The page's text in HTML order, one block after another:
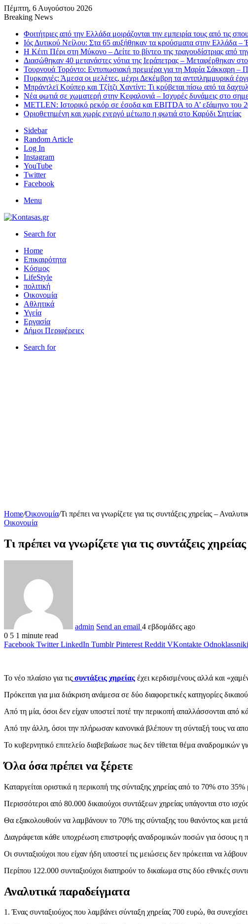
Πέμπτη, 6 Αυγούστου 2026
Breaking News
Φοιτήτριες από την Ελλάδα μοιράζονται την εμπειρία τους από τις
Ιός Δυτικού Νείλου: Στα 65 αυξήθηκαν τα κρούσματα στην Ελλάδα –
H Κέιτι Πέρι στη Μύκονο – Δείτε το βίντεο της τραγουδίστριας από
Διασώθηκαν 40 μετανάστες νότια της Ιεράπετρας – Μεταφέρθηκαν στο
Τουρνουά Τορόντο: Εντυπωσιακή πρεμιέρα για τη Μαρία Σάκκαρη –
Πυρκαγιές: Άμεσα οι μελέτες, μέχρι Δεκέμβρη τα αντιπλημμυρικά
Μπράντλεϊ Κούπερ και Τζίτζι Χαντίντ: Τι κρύβεται πίσω από τα
Νέα φωτιά σε χωματερή στην Κεφαλονιά – Ισχυρές δυνάμεις στο
METLEN: Ιστορικό ρεκόρ σε έσοδα και EBITDA το Α’ εξάμηνο του
Οριοθετημένη και χωρίς ενεργό μέτωπο η φωτιά στο Καρύδι Σητείας
Sidebar
Random Article
Log In
Instagram
YouTube
Twitter
Facebook
Menu
Search for
Home
Επικαιρότητα
Κόσμος
LifeStyle
πολιτική
Οικονομία
Αθλητικά
Υγεία
Εργασία
Δήμοι Περιφέρειες
Search for
Home/Οικονομία/Τι πρέπει να γνωρίζετε για τις συντάξεις χηρείας –
Οικονομία
Τι πρέπει να γνωρίζετε για τις συντάξεις
admin Send an email 4 εβδομάδες ago
0 5 1 minute read
Facebook Twitter LinkedIn Tumblr Pinterest Reddit VKontakte Odnoklassniki
Το νέο πλαίσιο για τις συντάξεις χηρείας έχει κερδισμένους αλλά και
Πρόκειται για μια διάκριση ανάμεσα σε δύο διαφορετικές κατηγορίες
Από τη μία, όσοι δεν είχαν υποστεί ποτέ την περικοπή απαλλάσσονται
Από την άλλη, όσοι την πλήρωσαν κανονικά βλέπουν τη σύνταξή τους να
Το κυβερνητικό επιτελείο διαβεβαίωσε πως δεν τίθεται θέμα
Όλα όσα πρέπει να ξέρετε
Καταργείται οριστικά η περικοπή της σύνταξης χηρείας από το 70% στο 35%
Περισσότεροι από 80.000 δικαιούχοι συντάξεων χηρείας υπάγονται στο
Θα εξακολουθούν να λαμβάνουν το 70% της σύνταξης του θανόντος και
Διαγράφεται κάθε υποχρέωση επιστροφής αναδρομικών ποσών για όσους η
Οι συνταξιούχοι που είχαν ήδη υποστεί τις μειώσεις δεν πρόκειται να
Περίπου 122.000 συνταξιούχοι διατηρούν το δικαίωμα στις δύο εθνικές
Αναλυτικά παραδείγματα
1. Ένας συνταξιούχος που λαμβάνει σύνταξη χηρείας 700 ευρώ, θα